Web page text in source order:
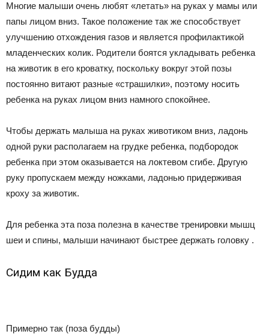
Многие малыши очень любят «летать» на руках у мамы или
папы лицом вниз. Такое положение так же способствует
улучшению отхождения газов и является профилактикой
младенческих колик. Родители боятся укладывать ребенка
на животик в его кроватку, поскольку вокруг этой позы
постоянно витают разные «страшилки», поэтому носить
ребенка на руках лицом вниз намного спокойнее.
Чтобы держать малыша на руках животиком вниз, ладонь
одной руки располагаем на грудке ребенка, подбородок
ребенка при этом оказывается на локтевом сгибе. Другую
руку пропускаем между ножками, ладонью придерживая
кроху за животик.
Для ребенка эта поза полезна в качестве тренировки мышц
шеи и спины, малыши начинают быстрее держать головку .
Сидим как Будда
Примерно так (поза будды)